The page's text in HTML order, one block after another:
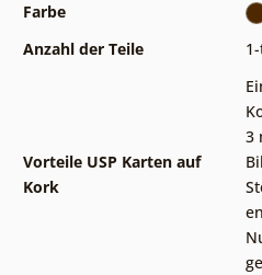
Farbe
Anzahl der Teile
Vorteile USP Karten auf
Kork
3